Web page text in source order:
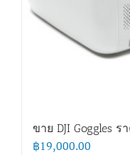
ขาย DJI Goggles
฿19,000.00